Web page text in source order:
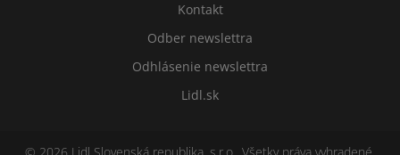
Kontakt
Odber newslettra
Odhlásenie newslettra
Lidl.sk